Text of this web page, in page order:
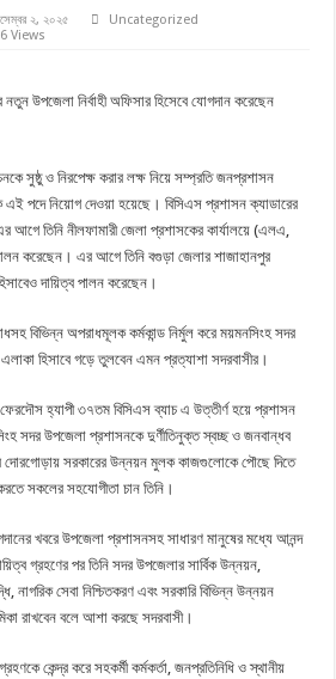
২, ২০২৫
Uncategorized
Views
উপজেলা নির্বাহী অফিসার হিসেবে যোগদান করেছেন
সুষ্ঠু ও নিরপেক্ষ করার লক্ষ নিয়ে সম্প্রতি জনপ্রশাসন
এই পদে নিয়োগ দেওয়া হয়েছে। বিসিএস প্রশাসন ক্যাডারের
আগে তিনি নীলফামারী জেলা প্রশাসকের কার্যালয়ে (এলএ,
করেছেন। এর আগে তিনি বগুড়া জেলার শাজাহানপুর
দায়িত্ব পালন করেছেন।
বিভিন্ন অপরাধমূলক কর্মকান্ড নির্মুল করে ময়মনসিংহ সদর
হিসাবে গড়ে তুলবেন এমন প্রত্যাশা সদরবাসীর।
হ্যাপী ৩৭তম বিসিএস ব্যাচ এ উত্তীর্ণ হয়ে প্রশাসন
সদর উপজেলা প্রশাসনকে দুর্ণীতিনুক্ত স্বচ্ছ ও জনবান্ধব
সরকারের উন্নয়ন মুলক কাজগুলোকে পৌছে দিতে
সকলের সহযোগীতা চান তিনি।
খবরে উপজেলা প্রশাসনসহ সাধারণ মানুষের মধ্যে আনন্দ
গ্রহণের পর তিনি সদর উপজেলার সার্বিক উন্নয়ন,
নাগরিক সেবা নিশ্চিতকরণ এবং সরকারি বিভিন্ন উন্নয়ন
রাখবেন বলে আশা করছে সদরবাসী।
কেন্দ্র করে সহকর্মী কর্মকর্তা, জনপ্রতিনিধি ও স্থানীয়